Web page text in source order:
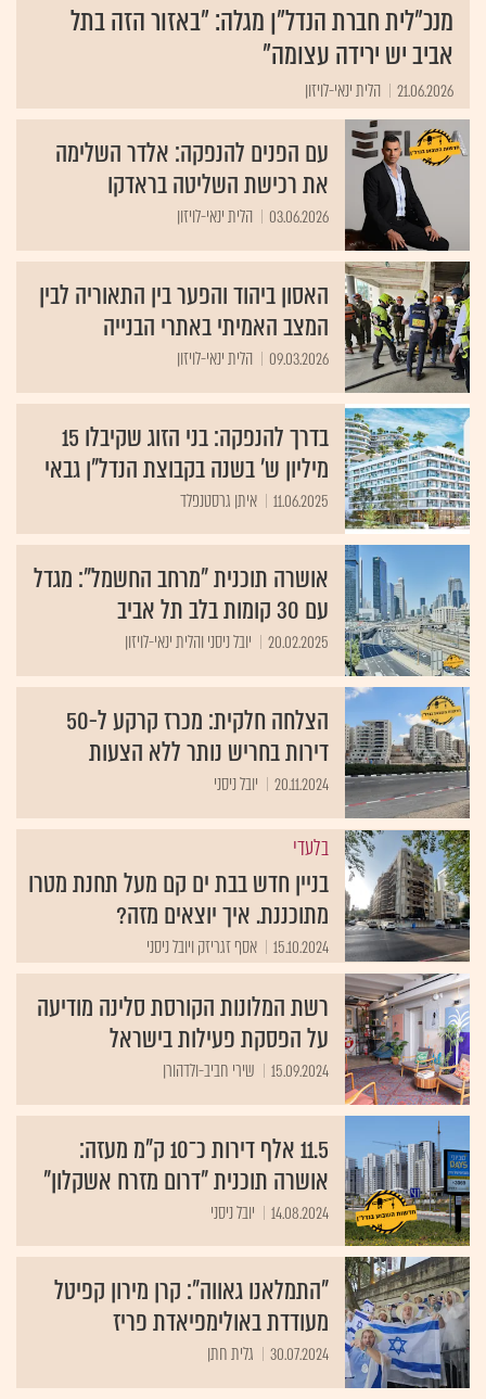
מנכ"לית חברת הנדל"ן מגלה: "באזור הזה בתל
אביב יש ירידה עצומה"
21.06.2026 הלית ינאי-לויזון
עם הפנים להנפקה: אלדר השלימה
את רכישת השליטה בראדקו
03.06.2026 הלית ינאי-לויזון
האסון ביהוד והפער בין התאוריה לבין
המצב האמיתי באתרי הבנייה
09.03.2026 הלית ינאי-לויזון
בדרך להנפקה: בני הזוג שקיבלו 15
מיליון ש' בשנה בקבוצת הנדל"ן גבאי
11.06.2025 איתן גרסטנפלד
אושרה תוכנית "מרחב החשמל": מגדל
עם 30 קומות בלב תל אביב
20.02.2025 יובל ניסני והלית ינאי-לויזון
הצלחה חלקית: מכרז קרקע ל-50
דירות בחריש נותר ללא הצעות
20.11.2024 יובל ניסני
בלעדי
בניין חדש בבת ים קם מעל תחנת מטרו
מתוכננת. איך יוצאים מזה?
15.10.2024 אסף זגריזק ויובל ניסני
רשת המלונות הקורסת סלינה מודיעה
על הפסקת פעילות בישראל
15.09.2024 שירי חביב-ולדהורן
11.5 אלף דירות כ־10 ק"מ מעזה:
אושרה תוכנית "דרום מזרח אשקלון"
14.08.2024 יובל ניסני
"התמלאנו גאווה": קרן מירון קפיטל
מעודדת באולימפיאדת פריז
30.07.2024 גלית חתן